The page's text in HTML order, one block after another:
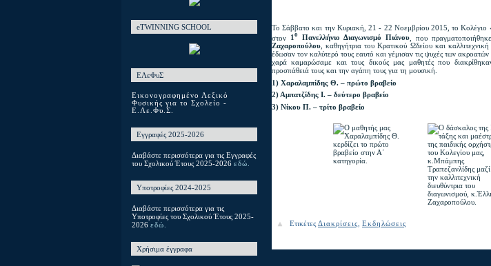
eTWINNING SCHOOL
ΕΛεΦυΣ
Εικονογραφημένο Λεξικό
Φυσικής για το Σχολείο -
Ε.Λε.Φυ.Σ.
Εγγραφές 2025-2026
Διαβάστε περισσότερα για τις Εγγραφές
του Σχολικού Έτους 2025-2026 εδώ.
Υποτροφίες 2024-2025
Διαβάστε περισσότερα για τις
Υποτροφίες του Σχολικού Έτους 2025-
2026 εδώ.
Χρήσιμα έγγραφα
Το Σάββατο και την Κυριακή, 21 - 22 Νοεμβρίου 2015, το Κολέγιο
στον 1οΠανελλήνιο Διαγωνισμό Πιάνου, που
Ζαχαροπούλου, καθηγήτρια του Κρατικού Ωδείου και
έδωσαν τον καλύτερό τους εαυτό και γέμισαν τις ψυχές των
χαρά καμαρώσαμε και τους δικούς μας μαθητές που
προσπάθειά τους και την αγάπη τους για τη μουσική.
1) Χαραλαμπίδης Θ. – πρώτο βραβείο
2)Αμπατζίδης Ι. – δεύτερο βραβείο
3) Νίκου Π. – τρίτο βραβείο
Ετικέτες Διακρίσεις Εκδηλώσεις